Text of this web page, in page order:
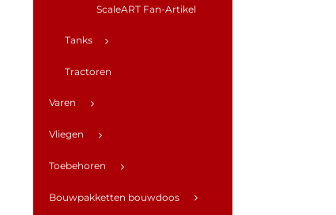
ScaleART Fan-Artikel
Tanks
Tractoren
Varen
Vliegen
Toebehoren
Bouwpakketten bouwdoos